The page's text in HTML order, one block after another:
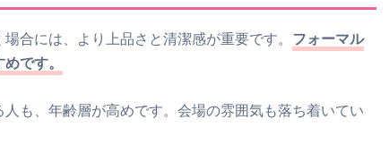
合には、より上品さと清潔感が重要です。 フォーマル
です。
も、年齢層が高めです。会場の雰囲気も落ち着いてい